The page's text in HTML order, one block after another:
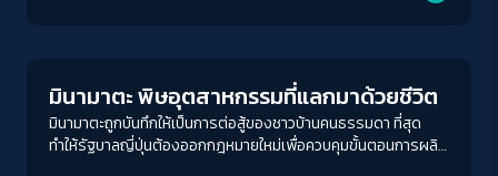
มินามาตะ พิษอุตสาหกรรมที่แลกมาด้วยชีวิต
มินามาตะถูกบันทึกให้เป็นการต่อสู้ของชาวบ้านคนธรรมดา ที่สุด
ทำให้รัฐบาลญี่ปุ่นต้องออกกฎหมายใหม่เพื่อควบคุมขั้นตอนการผลิต